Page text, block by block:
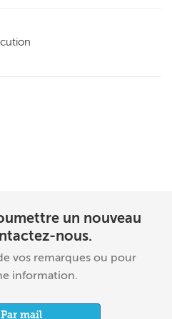
un nouveau
nous.
vos remarques ou pour
information.
Par mail